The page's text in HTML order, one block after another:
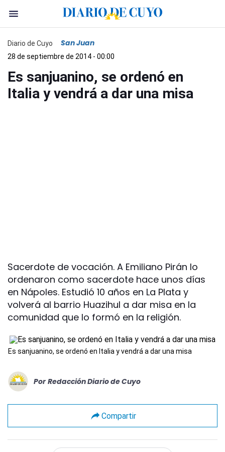
Diario de Cuyo San Juan
28 de septiembre de 2014 - 00:00
Es sanjuanino, se ordenó en
Italia y vendrá a dar una misa
Sacerdote de vocación. A Emiliano Pirán lo
ordenaron como sacerdote hace unos días
en Nápoles. Estudió 10 años en La Plata y
volverá al barrio Huazihul a dar misa en la
comunidad que lo formó en la religión.
Es sanjuanino, se ordenó en Italia y vendrá a dar una misa
Por Redacción Diario de Cuyo
Compartir